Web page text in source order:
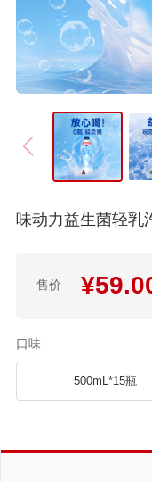
味动力益生菌轻乳
售价 ¥
口味
500mL*15瓶